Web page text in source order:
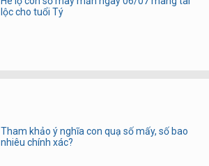
lộc cho tuổi Tý
Tham khảo ý nghĩa con quạ số mấy, số bao
nhiêu chính xác?